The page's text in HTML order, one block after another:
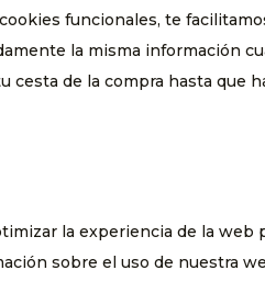
funcionales, te
la misma información
de la compra hasta que
la experiencia de la web
sobre el uso de nuestra